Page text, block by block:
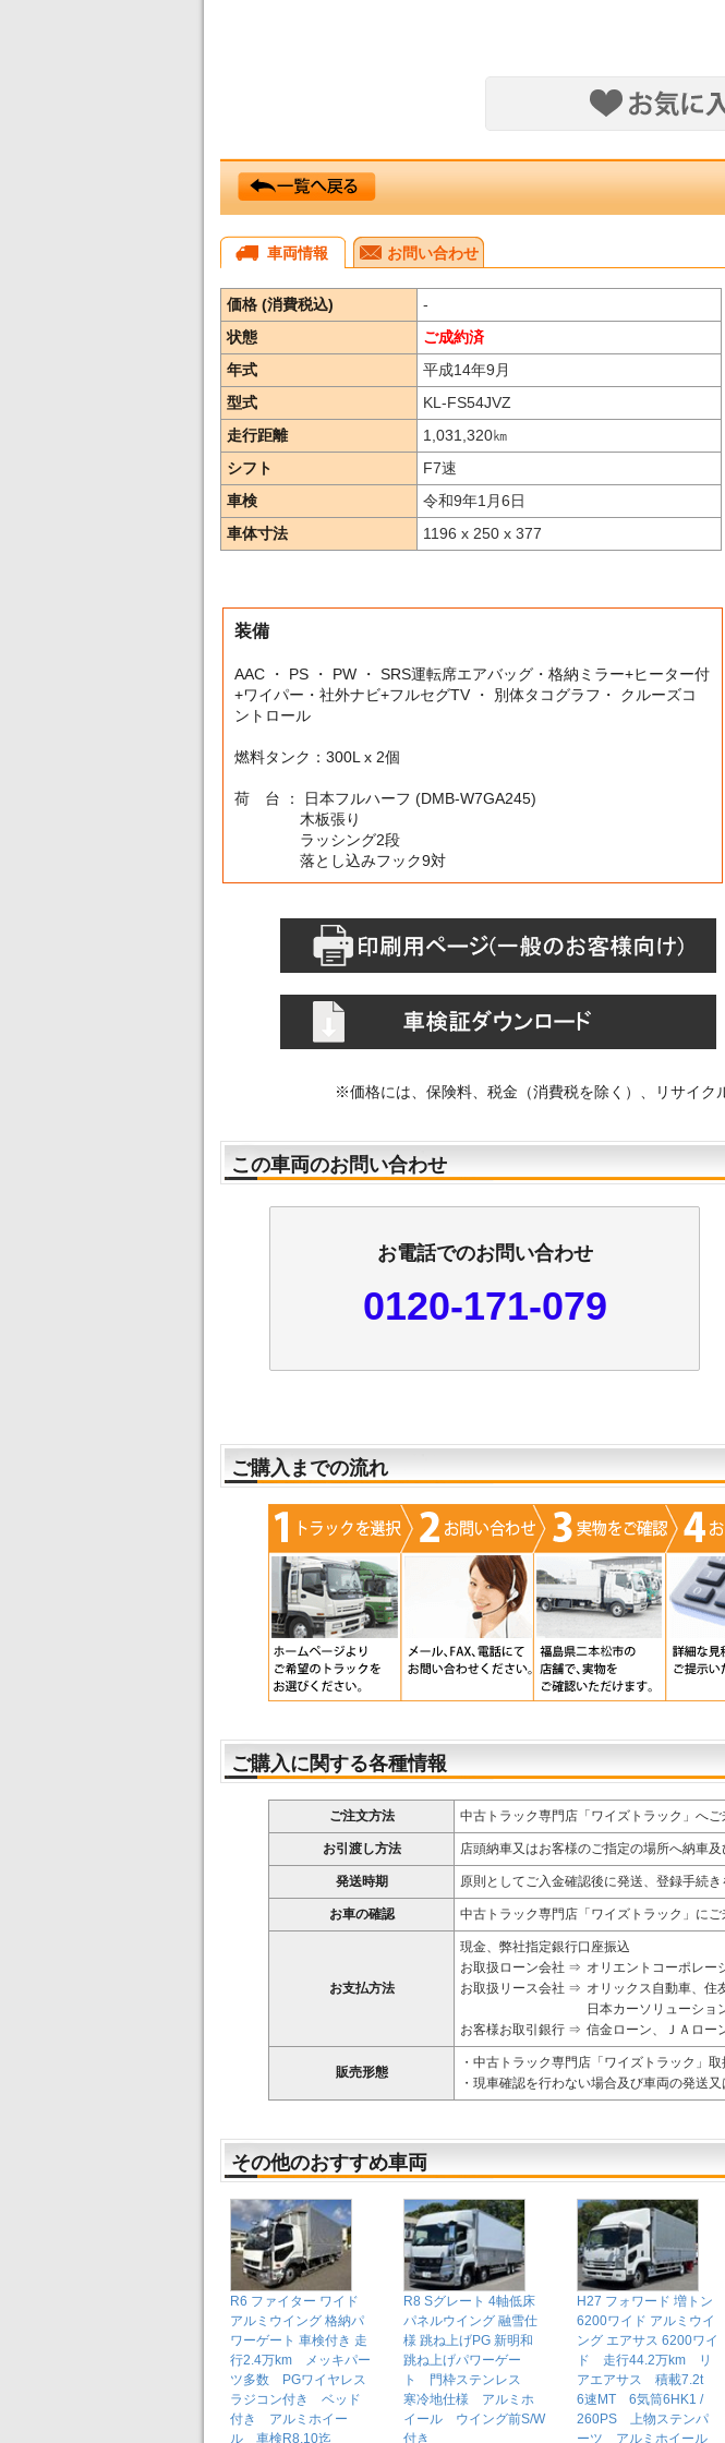
車両情報 お問い合わせ
価格 (消費税込)
-
状態
ご成約済
年式
平成14年9月
型式
KL-FS54JVZ
走行距離
1,031,320㎞
シフト
F7速
車検
令和9年1月6日
車体寸法
1196 x 250 x 377
装備
AAC ・ PS ・ PW ・ SRS運転席エアバッグ・格納ミラー+ヒーター付
+ワイパー・社外ナビ+フルセグTV ・ 別体タコグラフ・ クルーズコ
ントロール
燃料タンク：300L x 2個
荷 台 ： 日本フルハーフ (DMB-W7GA245)
木板張り
ラッシング2段
落とし込みフック9対
※価格には、保険料、税金（消費税を除く）、リサイク
この車両のお問い合わせ
お電話でのお問い合わせ
0120-171-079
ご購入までの流れ
ご購入に関する各種情報
ご注文方法 中古トラック専門店「ワイズトラック」へ
お引渡し方法 店頭納車又はお客様のご指定の場所へ納車
発送時期 原則としてご入金確認後に発送、登録手続き
お車の確認 中古トラック専門店「ワイズトラック」に
お支払方法
現金、弊社指定銀行口座振込
お取扱ローン会社 ⇒ オリエントコーポレー
お取扱リース会社 ⇒ オリックス自動車、住
日本カーソリューショ
お客様お取引銀行 ⇒ 信金ローン、ＪＡロー
販売形態
・中古トラック専門店「ワイズトラック」
・現車確認を行わない場合及び車両の発送
その他のおすすめ車両
R6 ファイター ワイド
アルミウイング 格納パ
ワーゲート 車検付き 走
行2.4万km メッキパー
ツ多数 PGワイヤレス
ラジコン付き ベッド
付き アルミホイー
ル 車検R8.10迄
R8 Sグレート 4軸低床
パネルウイング 融雪仕
様 跳ね上げPG 新明和
跳ね上げパワーゲー
ト 門枠ステンレス
寒冷地仕様 アルミホ
イール ウイング前S/W
付き
H27 フォワード 増トン
6200ワイド アルミウイ
ング エアサス 6200ワイ
ド 走行44.2万km リ
アエアサス 積載7.2t
6速MT 6気筒6HK1 /
260PS 上物ステンパ
ーツ アルミホイール